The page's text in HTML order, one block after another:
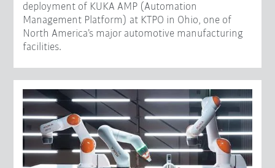
deployment of KUKA AMP (Automation
Management Platform) at KTPO in Ohio, one of
North America’s major automotive manufacturing
facilities.